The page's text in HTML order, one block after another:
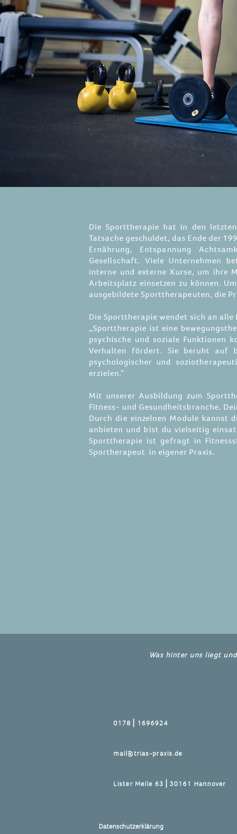
Die Sporttherapie hat in den
Tatsache geschuldet, das Ende der
Ernährung, Entspannung
Gesellschaft. Viele Unternehmen
interne und externe Kurse, um ihre
Arbeitsplatz einsetzen zu können.
ausgebildete Sporttherapeuten, die
Die Sporttherapie wendet sich an
„Sporttherapie ist eine
psychische und soziale Funktionen
Verhalten fördert. Sie beruht auf
psychologischer und
erzielen.“
Mit unserer Ausbildung zum
Fitness- und Gesundheitsbranche.
Durch die einzelnen Module kannst
anbieten und bist du vielseitig
Sporttherapie ist gefragt in
Sportherapeut in eigener Praxis.
Was hinter uns liegt
0178⎪1696924
mail@trias-praxis.de
Lister Meile 63⎪30161 Hannover
Datenschutzerklärung